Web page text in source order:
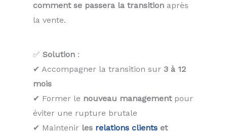
comment se passera la transition après
la vente.
✅ Solution :
✔ Accompagner la transition sur 3 à 12
mois
✔ Former le nouveau managementpour
éviter une rupture brutale
✔ Maintenir les relations clients et